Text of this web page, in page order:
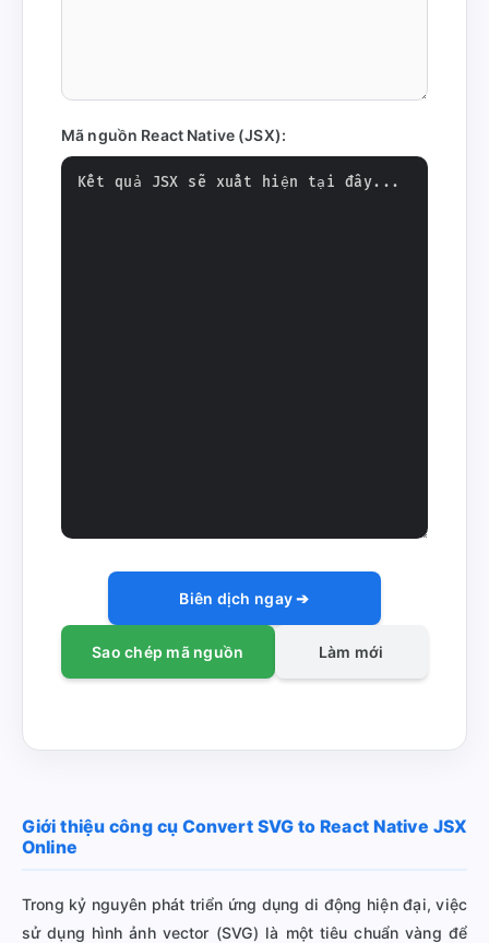
Mã nguồn React Native (JSX):
Biên dịch ngay ➔
Sao chép mã nguồn Làm mới
Giới thiệu công cụ Convert SVG to React Native JSX
Online
Trong kỷ nguyên phát triển ứng dụng di động hiện đại, việc
sử dụng hình ảnh vector (SVG) là một tiêu chuẩn vàng để